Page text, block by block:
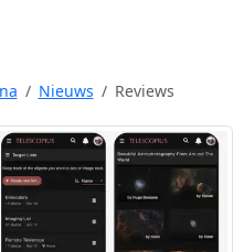
Nieuws Reviews